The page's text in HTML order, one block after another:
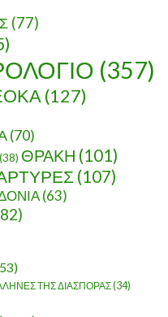
(77)
(357)
(127)
(70)
(38) ΘΡΑΚΗ (101)
(107)
(63)
ΤΗΣ ΔΙΑΣΠΟΡΑΣ(34)